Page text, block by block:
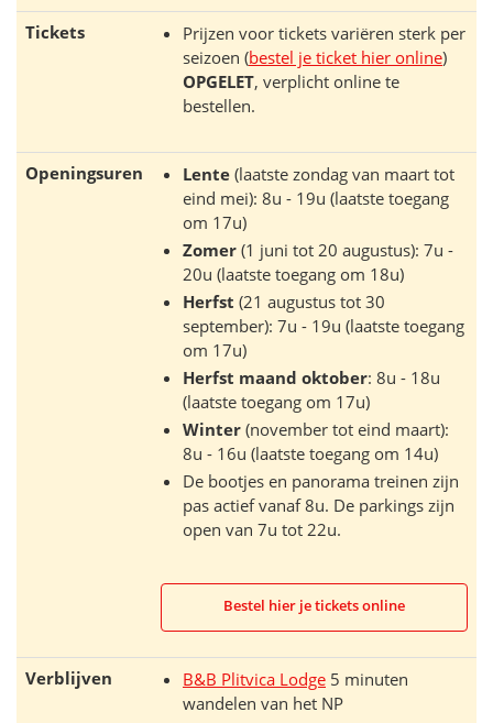
Tickets
Prijzen voor tickets variëren sterk per
seizoen (bestel je ticket hier online)
OPGELET, verplicht online te
bestellen.
Openingsuren Lente (laatste zondag van maart tot
eind mei): 8u - 19u (laatste toegang
om 17u)
Zomer (1 juni tot 20 augustus): 7u -
20u (laatste toegang om 18u)
Herfst (21 augustus tot 30
september): 7u - 19u (laatste toegang
om 17u)
Herfst maand oktober: 8u - 18u
(laatste toegang om 17u)
Winter (november tot eind maart):
8u - 16u (laatste toegang om 14u)
De bootjes en panorama treinen zijn
pas actief vanaf 8u. De parkings zijn
open van 7u tot 22u.
Bestel hier je tickets online
Verblijven B&B Plitvica Lodge 5 minuten
wandelen van het NP